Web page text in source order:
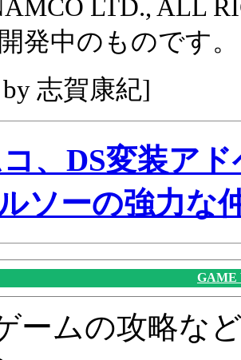
LTD., ALL
発中のものです。
by 志賀康紀]
、DS変装ア
ソーの強力な
GAME
ームの攻略な